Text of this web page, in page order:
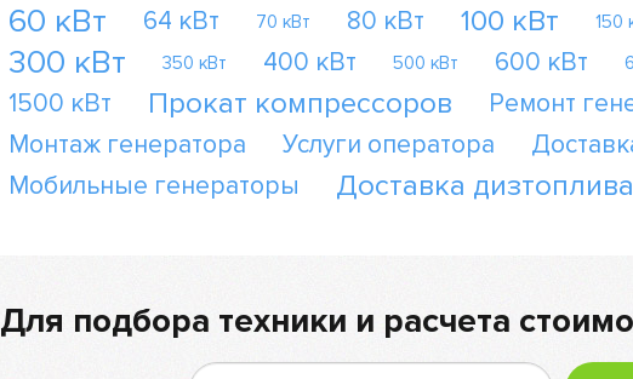
60 кВт 64 кВт 70 кВт 80 кВт 100 кВт 150
300 кВт 350 кВт 400 кВт 500 кВт 600 кВт
1500 кВт Прокат компрессоров Ремонт
Монтаж генератора
Услуги оператора
Мобильные генераторы
Доставка дизтоплива
Для подбора техники и расчета